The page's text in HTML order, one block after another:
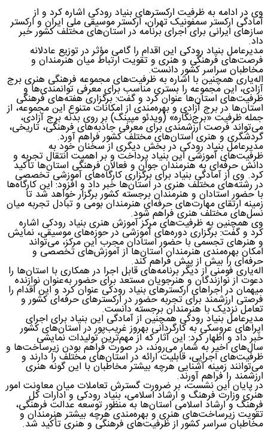
وی در ادامه به ظرفیت ارکسترهای بنیاد رودکی اشاره کرد و از
آمادگی ارکستر سمفونیک تهران، ارکستر موسیقی ملی ایران و ارکستر
سازهای ایرانی برای اجرای برنامه در استان‌های مختلف کشور خبر
داد.
مدیرعامل بنیاد رودکی این اقدام را گامی مؤثر در توزیع عادلانه
فرصت‌های فرهنگی و هنری و تقویت ارتباط میان هنرمندان و
مخاطبان سراسر کشور دانست.
اله‌یاری همچنین با اشاره به ظرفیت‌های مجموعه فرهنگی هنری برج
آزادی، این مجموعه را بستری مناسب برای معرفی توانمندی‌ها و
ظرفیت‌های استان‌ها عنوان کرد و گفت: برگزاری هفته‌های فرهنگی
استان‌ها در برج آزادی و بهره‌مندی از امکانات متنوع این مجموعه، از
جمله ظرفیت «برج‌نگاره» (ویدئو مپینگ) بر روی بدنه برج آزادی،
می‌تواند فرصت ارزشمندی برای معرفی جاذبه‌های فرهنگی، تاریخی،
گردشگری و هنری استان‌های مختلف کشور فراهم آورد.
مدیرعامل بنیاد رودکی در بخش دیگری از سخنان خود به
ظرفیت‌های آموزشی این بنیاد پرداخت و بر اهمیت انتقال تجربه و
دانش حرفه‌ای به هنرمندان جوان و فعالان فرهنگی استان‌ها تأکید
کرد. وی از آمادگی بنیاد برای برگزاری کارگاه‌های آموزشی تخصصی
در رشته‌های مختلف هنری در استان‌ها خبر داد و افزود: این کارگاه‌ها
با حضور استادان و هنرمندان برجسته کشور برگزار خواهد شد تا
زمینه ارتقای مهارت‌های حرفه‌ای هنرمندان بومی و تبادل تجربه میان
نسل‌های مختلف هنری فراهم شود.
وی همچنین به ظرفیت‌های مرکز آموزش هنری بنیاد رودکی اشاره
کرد و گفت: برگزاری دوره‌های آموزشی در حوزه‌های موسیقی، نمایش
و هنرهای تجسمی با حضور استادان مجرب این مرکز، می‌تواند
امکان بهره‌مندی هنرمندان استان‌ها از آموزش‌های تخصصی و
حرفه‌ای را بیش از پیش فراهم کند.
اله‌یاری فومنی از دیگر برنامه‌های قابل اجرا در همکاری با استان‌ها را
دعوت از نوازندگان و هنرجویان مستعد برای حضور به‌عنوان نوازنده
میهمان در اجراهای ارکسترهای بنیاد رودکی عنوان کرد و این اقدام را
فرصتی ارزشمند برای تجربه حضور در ارکسترهای حرفه‌ای کشور و
تعامل نزدیک با هنرمندان برجسته دانست.
مدیرعامل بنیاد رودکی همچنین از آمادگی این بنیاد برای اجرای
اپراهای عروسکی به کارگردانی بهروز غریب‌پور در استان‌های کشور
خبر داد و اظهار کرد: این آثار که از مهم‌ترین تولیدات نمایشی
سال‌های اخیر به شمار می‌روند، در صورت فراهم بودن زیرساخت‌ها و
ظرفیت‌های اجرایی، قابلیت ارائه در استان‌های مختلف را دارند و
می‌توانند زمینه آشنایی هرچه بیشتر مخاطبان با این گونه هنری
ارزشمند را فراهم آورند.
در پایان این نشست، بر ضرورت گسترش تعاملات میان معاونت امور
هنری وزارت فرهنگ و ارشاد اسلامی، بنیاد رودکی و ادارات کل
فرهنگ و ارشاد اسلامی استان‌ها به منظور توسعه عدالت فرهنگی،
تقویت زیرساخت‌های هنری و بهره‌مندی هرچه بیشتر هنرمندان و
مخاطبان سراسر کشور از ظرفیت‌های فرهنگی و هنری تأکید شد.